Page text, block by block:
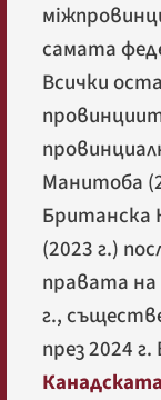
самата
Всички
Манитоба
Британска
(2023 г.)
правата
г.,
през 2024